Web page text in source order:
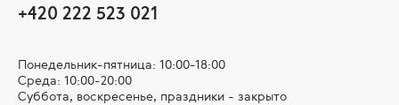
+420 222 523 021
Понедельник-пятница: 10:00-18:00
Среда: 10:00-20:00
Суббота, воскресенье, праздники - закрыто